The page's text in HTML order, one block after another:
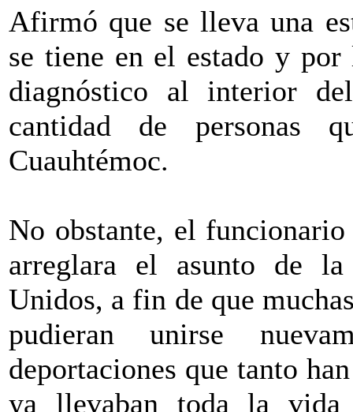
Afirmó que se lleva una
se tiene en el estado y
diagnóstico al interior
cantidad de personas
Cuauhtémoc.
No obstante, el
arreglara el asunto de
Unidos, a fin de que
pudieran unirse
deportaciones que tanto
ya llevaban toda la